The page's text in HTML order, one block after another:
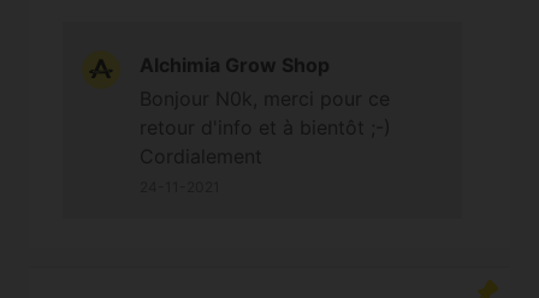
Alchimia Grow Shop